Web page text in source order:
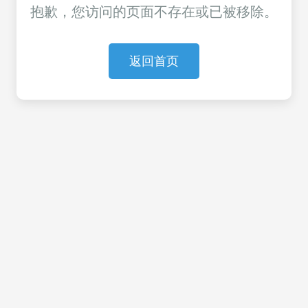
抱歉，您访问的页面不存在或已被移除。
返回首页